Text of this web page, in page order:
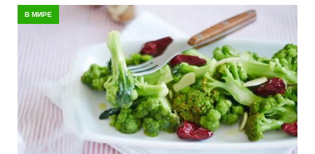
В МИРЕ